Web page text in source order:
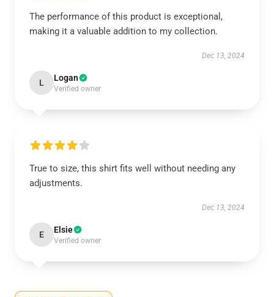
The performance of this product is exceptional,
making it a valuable addition to my collection.
Dec 13, 2024
L Logan
Verified owner
True to size, this shirt fits well without needing any
adjustments.
Dec 13, 2024
E Elsie
Verified owner